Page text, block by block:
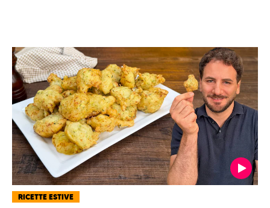
RICETTE ESTIVE